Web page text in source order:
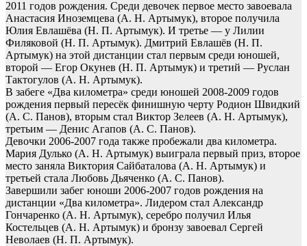
2011 годов рождения. Среди девочек первое место завоевала
Анастасия Иноземцева (А. Н. Артымук), второе получила
Юлия Евлашёва (Н. П. Артымук). И третье — у Лилии
Филяковой (Н. П. Артымук). Дмитрий Евлашёв (Н. П.
Артымук) на этой дистанции стал первым среди юношей,
второй — Егор Окунев (Н. П. Артымук) и третий — Руслан
Тактогулов (А. Н. Артымук).
В забеге «Два километра» среди юношей 2008-2009 годов
рождения первый пересёк финишную черту Родион Швидкий
(А. С. Панов), вторым стал Виктор Зелеев (А. Н. Артымук),
третьим — Денис Агапов (А. С. Панов).
Девочки 2006-2007 года также пробежали два километра.
Мария Дулько (А. Н. Артымук) выиграла первый приз, второе
место заняла Виктория Сайбаталова (А. Н. Артымук) и
третьей стала Любовь Дьяченко (А. С. Панов).
Завершили забег юноши 2006-2007 годов рождения на
дистанции «Два километра». Лидером стал Александр
Гончаренко (А. Н. Артымук), серебро получил Илья
Костельцев (А. Н. Артымук) и бронзу завоевал Сергей
Неволаев (Н. П. Артымук).